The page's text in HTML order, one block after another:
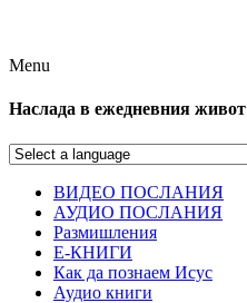
Menu
Наслада в ежедневния живот
ВИДЕО ПОСЛАНИЯ
АУДИО ПОСЛАНИЯ
Размишления
Е-КНИГИ
Как да познаем Исус
Аудио книги